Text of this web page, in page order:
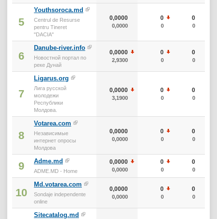
5
Youthsoroca.md
Centrul de Resurse
pentru Tineret
"DACIA"
0,0000
0,0000
0
0
0
0
6
Danube-river.info
Новостной портал по
реке Дунай
0,0000
2,9300
0
0
0
0
7
Ligarus.org
Лига русской
молодежи
Республики
Молдова.
0,0000
3,1900
0
0
0
0
8
Votarea.com
Независимые
интернет опросы
Молдова
0,0000
0,0000
0
0
0
0
9 Adme.md
ADME.MD - Home
0,0000
0,0000
0
0
0
0
10
Md.votarea.com
Sondaje independente
online
0,0000
0,0000
0
0
0
0
Sitecatalog.md